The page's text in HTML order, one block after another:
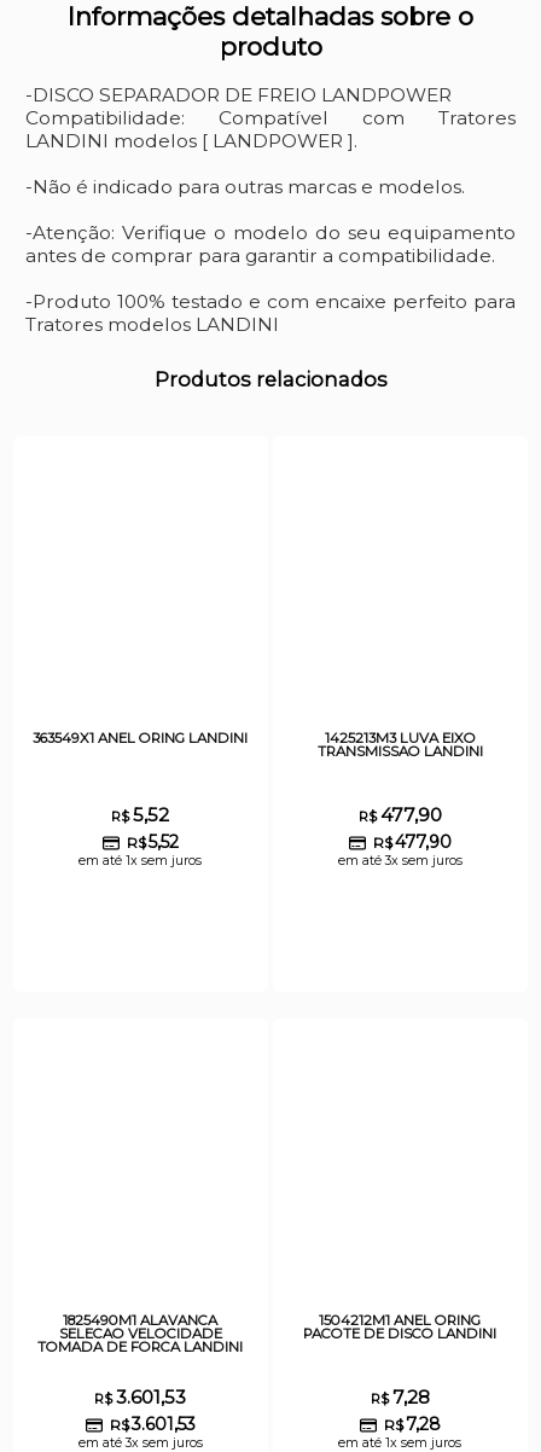
Informações detalhadas sobre o
produto
-DISCO SEPARADOR DE FREIO LANDPOWER
Compatibilidade: Compatível com Tratores
LANDINI modelos [ LANDPOWER ].
-Não é indicado para outras marcas e modelos.
-Atenção: Verifique o modelo do seu equipamento
antes de comprar para garantir a compatibilidade.
-Produto 100% testado e com encaixe perfeito para
Tratores modelos LANDINI
Produtos relacionados
363549X1 ANEL ORING LANDINI
R$5,52
R$5,52
em até 1x sem juros
1425213M3 LUVA EIXO
TRANSMISSAO LANDINI
R$477,90
R$477,90
em até 3x sem juros
1825490M1 ALAVANCA
SELECAO VELOCIDADE
TOMADA DE FORCA LANDINI
R$3.601,53
R$3.601,53
em até 3x sem juros
1504212M1 ANEL ORING
PACOTE DE DISCO LANDINI
R$7,28
R$7,28
em até 1x sem juros